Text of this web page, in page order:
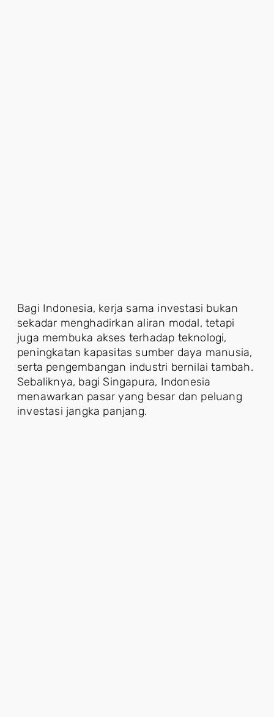
Bagi Indonesia, kerja sama investasi bukan
sekadar menghadirkan aliran modal, tetapi
juga membuka akses terhadap teknologi,
peningkatan kapasitas sumber daya manusia,
serta pengembangan industri bernilai tambah.
Sebaliknya, bagi Singapura, Indonesia
menawarkan pasar yang besar dan peluang
investasi jangka panjang.